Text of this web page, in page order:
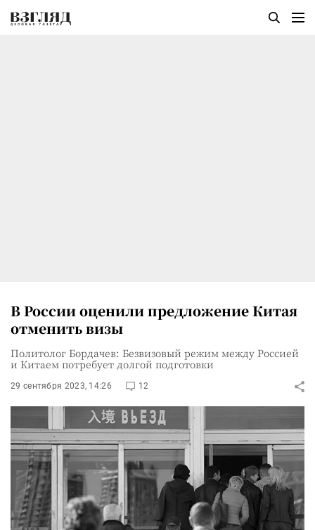
В России оценили предложение Китая
отменить визы
Политолог Бордачев: Безвизовый режим между Россией
и Китаем потребует долгой подготовки
29 сентября 2023, 14:26 12